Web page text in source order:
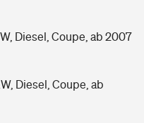
Diesel, Coupe, ab 2007
Diesel, Coupe, ab